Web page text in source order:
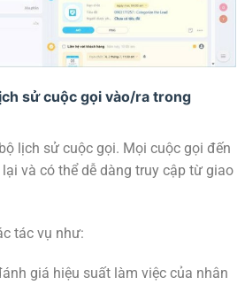
sử cuộc gọi vào/ra trong
lịch sử cuộc gọi. Mọi cuộc gọi đến
và có thể dễ dàng truy cập từ giao
tác vụ như:
giá hiệu suất làm việc của nhân